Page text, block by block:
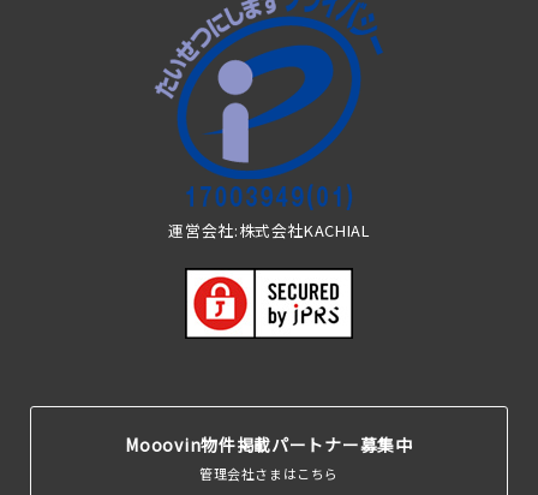
運営会社:株式会社KACHIAL
Mooovin物件掲載パートナー募集中
管理会社さまはこちら